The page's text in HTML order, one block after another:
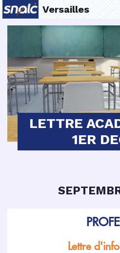
Versailles
LETTRE
1ER
Lettre